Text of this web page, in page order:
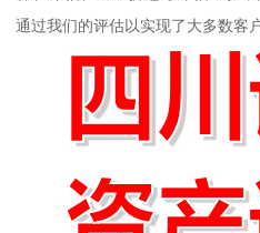
通过我们的评估以实现了大多数客